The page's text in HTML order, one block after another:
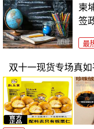
柬
签
最
双十一现货专场真如